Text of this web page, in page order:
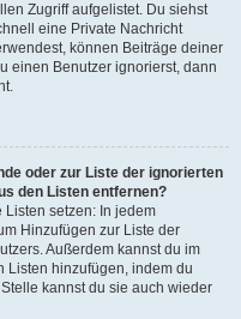
Zugriff aufgelistet. Du siehst
eine Private Nachricht
können Beiträge deiner
einen Benutzer ignorierst, dann
oder zur Liste der ignorierten
den Listen entfernen?
Listen setzen: In jedem
Hinzufügen zur Liste der
Außerdem kannst du im
Listen hinzufügen, indem du
kannst du sie auch wieder